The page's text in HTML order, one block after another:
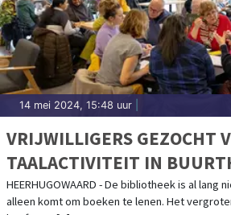
14 mei 2024, 15:48 uur
VRIJWILLIGERS GEZOCHT
TAALACTIVITEIT IN
HEERHUGOWAARD - De bibliotheek is al lang
alleen komt om boeken te lenen. Het